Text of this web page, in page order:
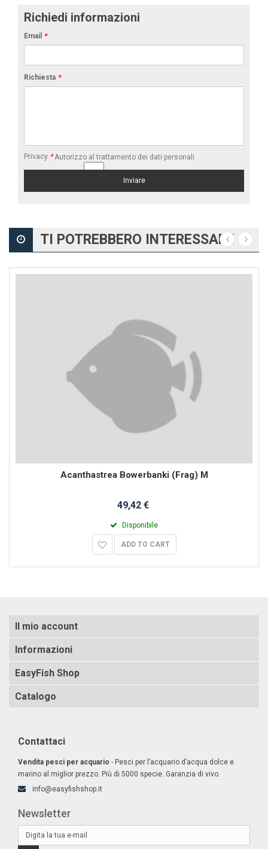
Richiedi informazioni
Email *
Richiesta *
Privacy * Autorizzo al trattamento dei dati personali
TI POTREBBERO INTERESSARE
Acanthastrea Bowerbanki (Frag) M
49,42 €
Disponibile
ADD TO CART
Il mio account
Informazioni
EasyFish Shop
Catalogo
Contattaci
Vendita pesci per acquario - Pesci per l’acquario d’acqua dolce e
marino al miglior prezzo. Più di 5000 specie. Garanzia di vivo.
info@easyfishshop.it
Newsletter